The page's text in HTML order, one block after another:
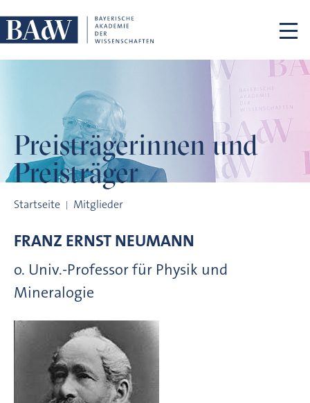
Preisträgerinnen und
Preisträger
Startseite Mitglieder
FRANZ ERNSTNEUMANN
o. Univ.-Professor für Physik und
Mineralogie